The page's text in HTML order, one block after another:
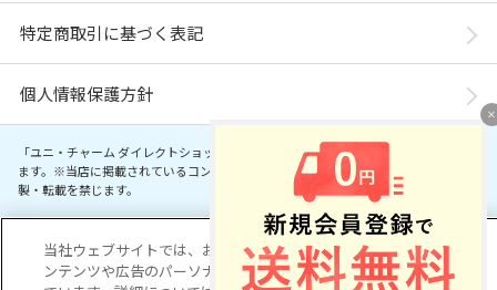
特定商取引に基づく表記
個人情報保護方針
Copyright© Unicharm Corporation
「ユニ・チャーム ダイレクトショップ」は、ユニ・チャーム株式会社が運営してい
ます。※当店に掲載されているコンテンツは、事前の許可が無い限り無断使用・複
製・転載を禁じます。
当社ウェブサイトでは、お客様の利便性を向上するため、コ
ンテンツや広告のパーソナライズ化のためにCookieを使用し